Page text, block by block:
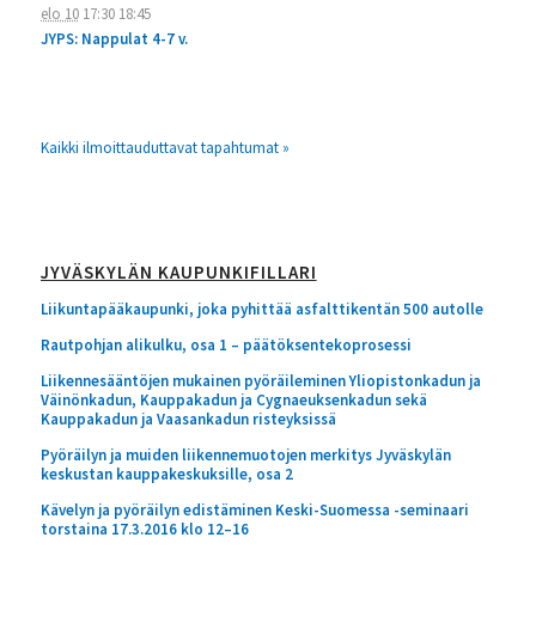
elo 1017:30 18:45
JYPS: Nappulat 4-7 v.
Kaikki ilmoittauduttavat tapahtumat »
JYVÄSKYLÄN KAUPUNKIFILLARI
Liikuntapääkaupunki, joka pyhittää asfalttikentän 500 autolle
Rautpohjan alikulku, osa 1 – päätöksentekoprosessi
Liikennesääntöjen mukainen pyöräileminen Yliopistonkadun ja
Väinönkadun, Kauppakadun ja Cygnaeuksenkadun sekä
Kauppakadun ja Vaasankadun risteyksissä
Pyöräilyn ja muiden liikennemuotojen merkitys Jyväskylän
keskustan kauppakeskuksille, osa 2
Kävelyn ja pyöräilyn edistäminen Keski-Suomessa -seminaari
torstaina 17.3.2016 klo 12–16